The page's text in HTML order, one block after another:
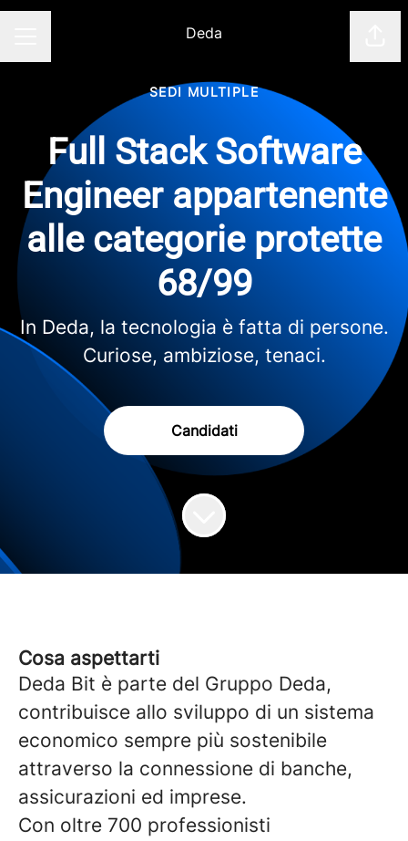
Deda
SEDI MULTIPLE
Full Stack Software
Engineer appartenente
alle categorie protette
68/99
In Deda, la tecnologia è fatta di persone.
Curiose, ambiziose, tenaci.
Candidati
Cosa aspettarti
Deda Bit è parte del Gruppo Deda,
contribuisce allo sviluppo di un sistema
economico sempre più sostenibile
attraverso la connessione di banche,
assicurazioni ed imprese.
Con oltre 700 professionisti